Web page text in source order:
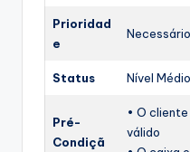
Prioridad
e
Necessário
Status Nível
Pré-
Condiçã
• O
válido